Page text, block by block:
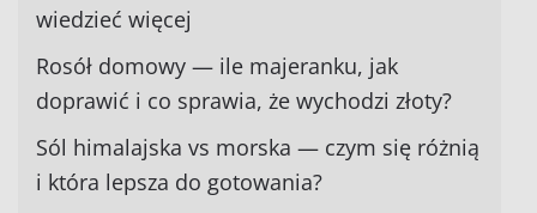
wiedzieć więcej
Rosół domowy — ile majeranku, jak
doprawić i co sprawia, że wychodzi złoty?
Sól himalajska vs morska — czym się różnią
i która lepsza do gotowania?